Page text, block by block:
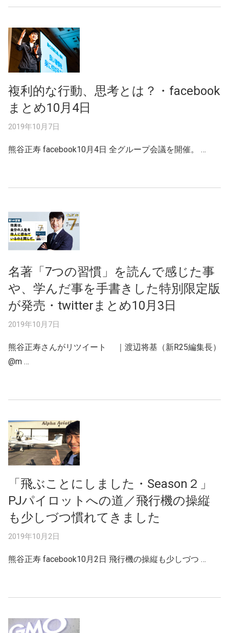
複利的な行動、思考とは？・facebook
まとめ10月4日
2019年10月7日
熊谷正寿 facebook10月4日 全グループ会議を開催。 …
名著「7つの習慣」を読んで感じた事
や、学んだ事を手書きした特別限定版
が発売・twitterまとめ10月3日
2019年10月7日
熊谷正寿さんがリツイート ｜渡辺将基（新R25編集長）
@m …
「飛ぶことにしました・Season２」
PJパイロットへの道／飛行機の操縦
も少しづつ慣れてきました
2019年10月2日
熊谷正寿 facebook10月2日 飛行機の操縦も少しづつ …